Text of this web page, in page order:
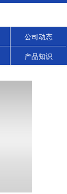
公司动态
产品知识